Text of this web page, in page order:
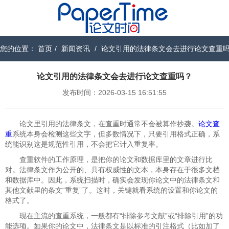
您的位置： 首页 / 新闻资讯 / 论文引用的法律条文会去进行论文查重
论文引用的法律条文会去进行论文查重吗？
发布时间：2026-03-15 16:51:55
论文里引用的法律条文，在查重时通常不会被算作抄袭。 论文查
重系统本身会检测这些文字，但多数情况下，只要引用格式正确，系
统能识别这是规范性引用，不会把它计入重复率。
查重软件的工作原理，是把你的论文和数据库里的文章进行比
对。法律条文作为公开的、具有权威性的文本，本身存在于很多文档
和数据库中。因此，系统扫描时，确实会发现你论文中的法律条文和
其他文献里的条文“重复”了。这时，关键就看系统的设置和你论文的
格式了。
现在主流的查重系统，一般都有“排除参考文献”或“排除引用”的功
能选项。如果你的论文中，法律条文是以标准的引注格式（比如加了